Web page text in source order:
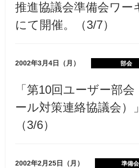
推進協議会準備会ワ
にて開催。（3/7）
2002年3月4日（月） 部会
「第10回ユーザー部
ール対策連絡協議会）
（3/6）
2002年2月25日（月） 準備会